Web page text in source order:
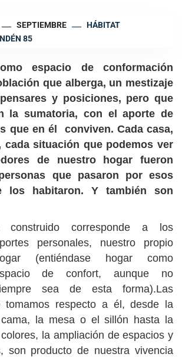
SEPTIEMBRE
HÁBITAT
85
espacio de conformación
que alberga, un mestizaje
y posiciones, pero que
la sumatoria, con el aporte de
que en él conviven. Cada casa,
cada situación que podemos ver
de nuestro hogar fueron
que pasaron por esos
los habitaron. Y también son
construido corresponde a los
personales, nuestro propio
(entiéndase hogar como
de confort, aunque no
sea de esta forma).Las
tomamos respecto a él, desde la
la mesa o el sillón hasta la
la ampliación de espacios y
son producto de nuestra vivencia